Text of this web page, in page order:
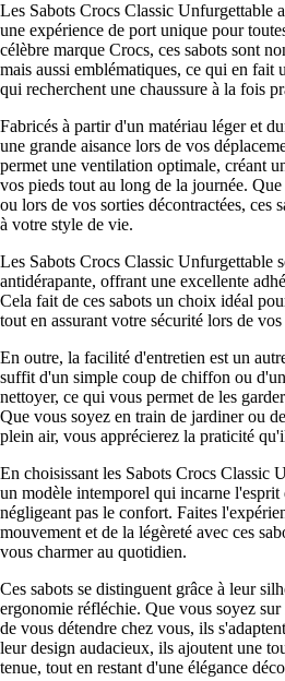
Les Sabots Crocs Classic Unfurgettable
une expérience de port unique pour
célèbre marque Crocs, ces sabots sont
mais aussi emblématiques, ce qui en
qui recherchent une chaussure à la fois
Fabricés à partir d'un matériau léger et
une grande aisance lors de vos
permet une ventilation optimale, créant
vos pieds tout au long de la journée.
ou lors de vos sorties décontractées, ces
à votre style de vie.
Les Sabots Crocs Classic Unfurgettable
antidérapante, offrant une excellente
Cela fait de ces sabots un choix idéal
tout en assurant votre sécurité lors de
En outre, la facilité d'entretien est un
suffit d'un simple coup de chiffon ou
nettoyer, ce qui vous permet de les
Que vous soyez en train de jardiner ou
plein air, vous apprécierez la praticité
En choisissant les Sabots Crocs Classic
un modèle intemporel qui incarne l'esprit
négligeant pas le confort. Faites
mouvement et de la légèreté avec ces
vous charmer au quotidien.
Ces sabots se distinguent grâce à leur
ergonomie réfléchie. Que vous soyez
de vous détendre chez vous, ils
leur design audacieux, ils ajoutent une
tenue, tout en restant d'une élégance